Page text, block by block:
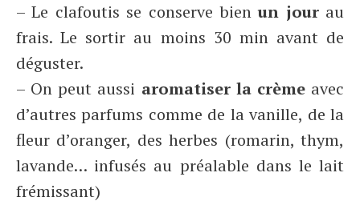
– Le clafoutis se conserve bienun jour au
frais. Le sortir au moins 30 min avant de
déguster.
– On peut aussi aromatiser la crèmeavec
d’autres parfums comme de la vanille, de la
fleur d’oranger, des herbes (romarin, thym,
lavande… infusés au préalable dans le lait
frémissant)